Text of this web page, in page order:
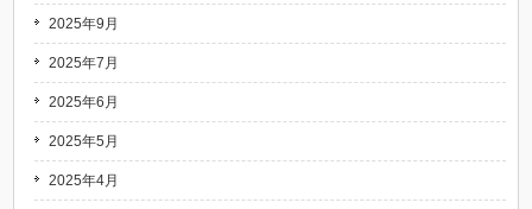
2025年9月
2025年7月
2025年6月
2025年5月
2025年4月